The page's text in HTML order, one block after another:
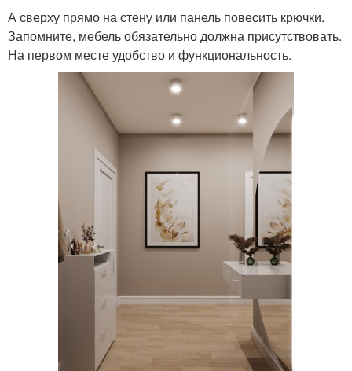
А сверху прямо на стену или панель повесить крючки.
Запомните, мебель обязательно должна присутствовать.
На первом месте удобство и функциональность.